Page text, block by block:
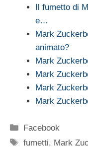
Il fumetto di
e…
Mark
animato?
Mark
Mark
Mark
Mark
Categorie
Facebook
Tag
fumetti, Mark